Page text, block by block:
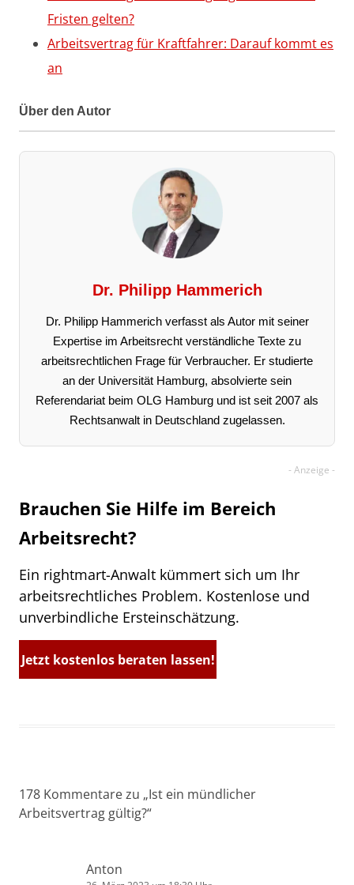
Fristen gelten?
Arbeitsvertrag für Kraftfahrer: Darauf kommt es
an
Über den Autor
Dr. Philipp Hammerich
Dr. Philipp Hammerich verfasst als Autor mit seiner
Expertise im Arbeitsrecht verständliche Texte zu
arbeitsrechtlichen Frage für Verbraucher. Er studierte
an der Universität Hamburg, absolvierte sein
Referendariat beim OLG Hamburg und ist seit 2007 als
Rechtsanwalt in Deutschland zugelassen.
Brauchen Sie Hilfe im Bereich
Arbeitsrecht?
Ein rightmart-Anwalt kümmert sich um Ihr
arbeitsrechtliches Problem. Kostenlose und
unverbindliche Ersteinschätzung.
Jetzt kostenlos beraten lassen!
178 Kommentare zu „Ist ein mündlicher
Arbeitsvertrag gültig?“
Anton